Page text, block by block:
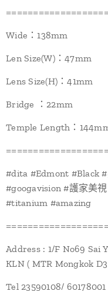
Wide：138mm
Len Size(W)：47mm
Lens Size(H)：41mm
Bridge ：22mm
Temple Length：
#dita #Edmont #Black
#googavision #護家美
#titanium #amazing
Address : 1/F No69 Sai
KLN ( MTR Mongkok
Tel 23590108/ 60178001